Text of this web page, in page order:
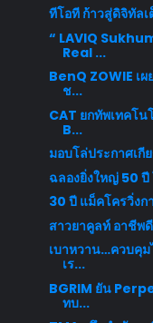
ทีโอที ก้าวสู่ดิจิทัล
“ LAVIQ
Real ...
BenQ ZOWIE เ
ช...
CAT ยกทัพเทคโ
B...
มอบโล่ประกาศเกี
ฉลองยิ่งใหญ่ 50
30 ปี แม็คโครวิ่ง
สาวยาคูลท์ อาชีพ
เบาหวาน…ควบคุม
เร...
BGRIM ยัน
ทบ...